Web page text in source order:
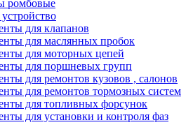
ромбовые
для клапанов
для маслянных пробок
для моторных цепей
для поршневых групп
для ремонтов кузовов , салонов
для ремонтов тормозных систем
для топливных форсунок
для установки и контроля фаз